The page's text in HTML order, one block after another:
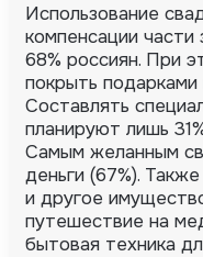
Использование
компенсации
68% россиян. При
покрыть
Составлять
планируют лишь
Самым желанным
деньги (67%).
и другое
путешествие на
бытовая техника